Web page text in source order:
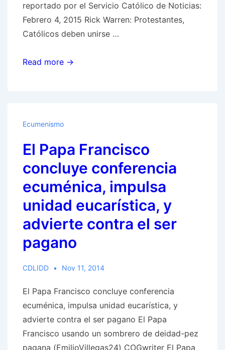
reportado por el Servicio Católico de Noticias:
Febrero 4, 2015 Rick Warren: Protestantes,
Católicos deben unirse …
Rick
veneración
Read more →
Ecumenismo
El Papa Francisco
concluye conferencia
ecuménica, impulsa
unidad eucarística, y
advierte contra el ser
pagano
CDLIDD Nov 11, 2014
El Papa Francisco concluye conferencia
ecuménica, impulsa unidad eucarística, y
advierte contra el ser pagano El Papa
Francisco usando un sombrero de deidad-pez
pagana (EmilioVillegas24) COGwriter El Papa